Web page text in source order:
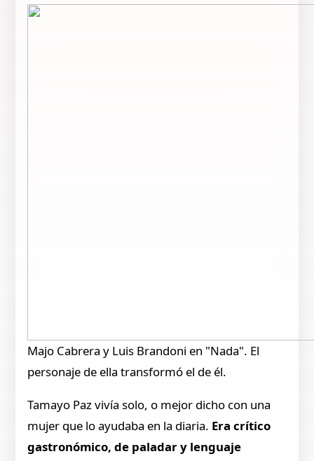
Majo Cabrera y Luis Brandoni en "Nada". El
personaje de ella transformó el de él.
Tamayo Paz vivía solo, o mejor dicho con una
mujer que lo ayudaba en la diaria. Era crítico
gastronómico, de paladar y lenguaje